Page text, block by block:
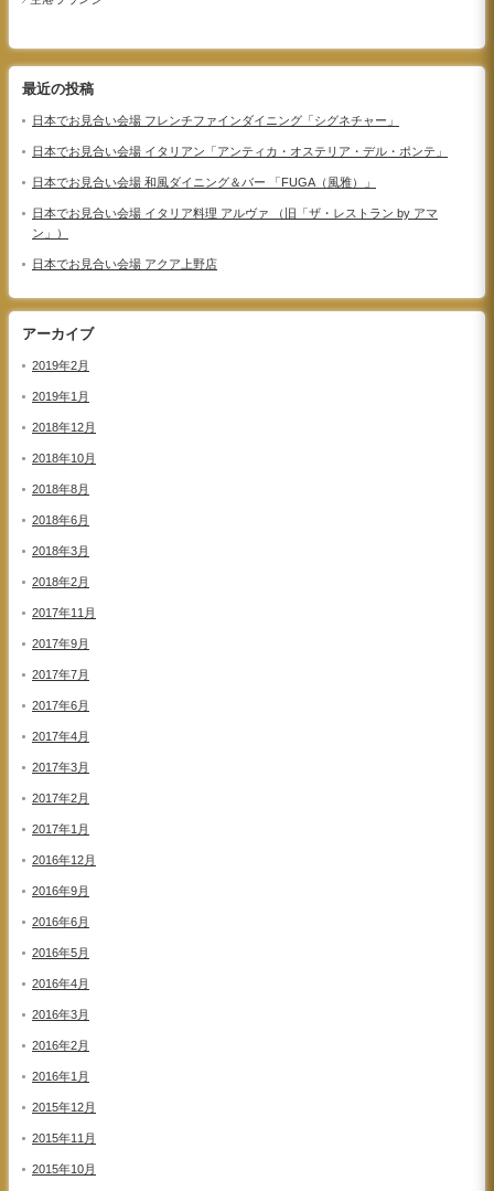
最近の投稿
日本でお見合い会場 フレンチファインダイニング「シグネチャー」
日本でお見合い会場 イタリアン「アンティカ・オステリア・デル・ポンテ」
日本でお見合い会場 和風ダイニング＆バー 「FUGA（風雅）」
日本でお見合い会場 イタリア料理 アルヴァ （旧「ザ・レストラン by アマ
ン」）
日本でお見合い会場 アクア上野店
アーカイブ
2019年2月
2019年1月
2018年12月
2018年10月
2018年8月
2018年6月
2018年3月
2018年2月
2017年11月
2017年9月
2017年7月
2017年6月
2017年4月
2017年3月
2017年2月
2017年1月
2016年12月
2016年9月
2016年6月
2016年5月
2016年4月
2016年3月
2016年2月
2016年1月
2015年12月
2015年11月
2015年10月